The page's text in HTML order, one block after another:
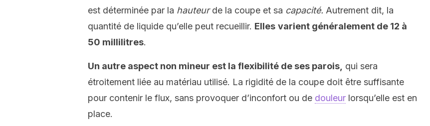
est déterminée par la hauteurde la coupe et sa capacité. Autrement dit, la
quantité de liquide qu’elle peut recueillir. Elles varient généralement de 12 à
50 millilitres.
Un autre aspect non mineur est la flexibilité de ses parois, qui sera
étroitement liée au matériau utilisé. La rigidité de la coupe doit être suffisante
pour contenir le flux, sans provoquer d’inconfort ou de douleur lorsqu’elle est en
place.